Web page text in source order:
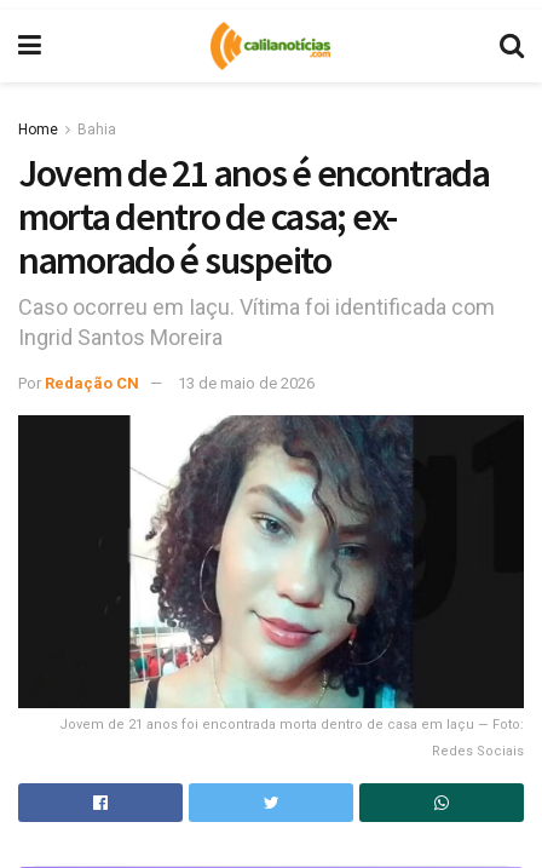
Home Bahia
Jovem de 21 anos é encontrada
morta dentro de casa; ex-
namorado é suspeito
Caso ocorreu em Iaçu. Vítima foi identificada com
Ingrid Santos Moreira
Por Redação CN 13 de maio de 2026
Jovem de 21 anos foi encontrada morta dentro de casa em Iaçu — Foto:
Redes Sociais